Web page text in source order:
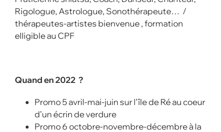
Rigologue, Astrologue, Sonothérapeute… /
thérapeutes-artistes bienvenue , formation
elligible au CPF
Quand en 2022 ?
Promo 5 avril-mai-juin sur l’île de Ré au coeur
d’un écrin de verdure
Promo 6 octobre-novembre-décembre à la